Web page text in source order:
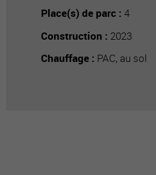
Place(s) de parc : 4
Construction : 2023
Chauffage : PAC, au sol